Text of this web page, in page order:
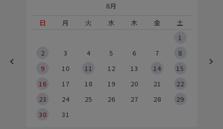
8月
日
月 火 水 木 金
土
1
2
3 4 5 6 7
8
9
10 11 12 13 14
15
16
17 18 19 20 21
22
23
24 25 26 27 28
29
30
31